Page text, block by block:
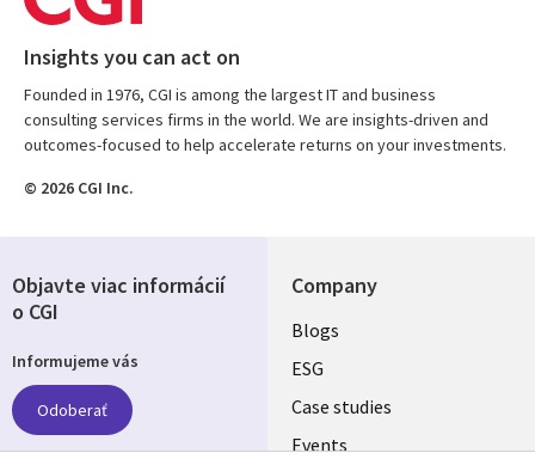
Insights you can act on
Founded in 1976, CGI is among the largest IT and business
consulting services firms in the world. We are insights-driven and
outcomes-focused to help accelerate returns on your investments.
© 2026 CGI Inc.
Company
Useful
links
SLOVAKIA
Blogs
ESG
Case studies
Events
Objavte viac informácií
o CGI
Informujeme vás
Odoberať